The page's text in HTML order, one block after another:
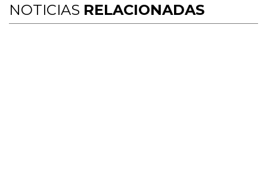
NOTICIAS RELACIONADAS